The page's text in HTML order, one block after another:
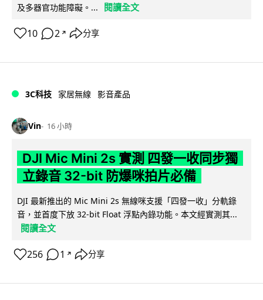
及多器官功能障礙。...
閱讀全文
10 2 ↗ 分享
3C科技 家居無線 影音產品
Vin 16 小時
DJI Mic Mini 2s 實測 四發一收同步獨
立錄音 32-bit 防爆咪拍片必備
DJI 最新推出的 Mic Mini 2s 無線咪支援「四發一收」分軌錄
音，並首度下放 32-bit Float 浮點內錄功能。本文經實測其...
閱讀全文
256 1 ↗ 分享